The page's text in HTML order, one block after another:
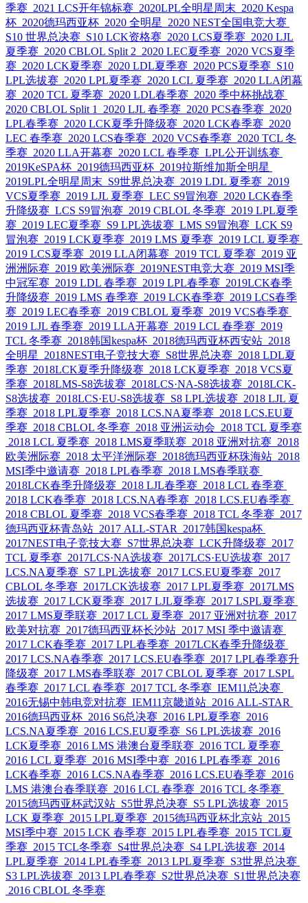
季赛 2021 LCS开年锦标赛 2020LPL全明星周末 2020 Kespa
杯 2020德玛西亚杯 2020 全明星
2020 NEST全国电竞大赛
S10 世界总决赛 S10 LCK资格赛 2020 LCS夏季赛 2020 LJL
夏季赛 2020 CBLOL Split 2 2020 LEC夏季赛 2020 VCS夏季
赛 2020 LCK夏季赛 2020 LDL夏季赛 2020 PCS夏季赛 S10
LPL选拔赛 2020 LPL夏季赛 2020 LCL 夏季赛 2020 LLA闭幕
赛 2020 TCL 夏季赛 2020 LDL春季赛 2020 季中杯挑战赛
2020 CBLOL Split 1
2020 LJL 春季赛 2020 PCS春季赛 2020
LPL春季赛 2020 LCK夏季升降级赛 2020 LCK春季赛 2020
LEC 春季赛 2020 LCS春季赛 2020 VCS春季赛 2020 TCL 冬
季赛 2020 LLA开幕赛 2020 LCL 春季赛 LPL公开训练赛
2019KeSPA杯 2019德玛西亚杯 2019拉斯维加斯全明星
2019LPL全明星周末 S9世界总决赛 2019 LDL 夏季赛 2019
VCS夏季赛 2019 LJL 夏季赛 LEC S9冒泡赛 2020 LCK春季
升降级赛 LCS S9冒泡赛 2019 CBLOL 冬季赛 2019 LPL夏季
赛 2019 LEC夏季赛 S9 LPL选拔赛 LMS S9冒泡赛 LCK S9
冒泡赛 2019 LCK夏季赛 2019 LMS 夏季赛 2019 LCL 夏季赛
2019 LCS夏季赛 2019 LLA闭幕赛 2019 TCL 夏季赛 2019 亚
洲洲际赛 2019 欧美洲际赛 2019NEST电竞大赛 2019 MSI季
中冠军赛 2019 LDL 春季赛 2019 LPL春季赛 2019LCK春季
升降级赛 2019 LMS 春季赛 2019 LCK春季赛 2019 LCS春季
赛 2019 LEC春季赛 2019 CBLOL 夏季赛 2019 VCS春季赛
2019 LJL 春季赛 2019 LLA开幕赛 2019 LCL 春季赛 2019
TCL 冬季赛 2018韩国kespa杯 2018德玛西亚杯西安站 2018
全明星
2018NEST电子竞技大赛 S8世界总决赛 2018 LDL夏
季赛 2018LCK夏季升降级赛 2018 LCK夏季赛 2018 VCS夏
季赛 2018LMS-S8选拔赛 2018LCS·NA-S8选拔赛 2018LCK-
S8选拔赛 2018LCS·EU-S8选拔赛 S8 LPL选拔赛 2018 LJL 夏
季赛 2018 LPL夏季赛 2018 LCS.NA夏季赛 2018 LCS.EU夏
季赛 2018 CBLOL 冬季赛 2018 亚洲运动会 2018 TCL 夏季赛
2018 LCL 夏季赛 2018 LMS夏季联赛 2018 亚洲对抗赛 2018
欧美洲际赛 2018 太平洋洲际赛 2018德玛西亚杯珠海站 2018
MSI季中邀请赛 2018 LPL春季赛 2018 LMS春季联赛
2018LCK春季升降级赛 2018 LJL春季赛 2018 LCL 春季赛
2018 LCK春季赛 2018 LCS.NA春季赛 2018 LCS.EU春季赛
2018 CBLOL 夏季赛 2018 VCS春季赛 2018 TCL 冬季赛 2017
德玛西亚杯青岛站 2017 ALL-STAR
2017韩国kespa杯
2017NEST电子竞技大赛 S7世界总决赛 LCK升降级赛 2017
TCL 夏季赛 2017LCS·NA选拔赛 2017LCS·EU选拔赛 2017
LCS.NA夏季赛 S7 LPL选拔赛 2017 LCS.EU夏季赛 2017
CBLOL 冬季赛 2017LCK选拔赛 2017 LPL夏季赛 2017LMS
选拔赛 2017 LCK夏季赛 2017 LJL夏季赛 2017 LSPL夏季赛
2017 LMS夏季联赛 2017 LCL 夏季赛 2017 亚洲对抗赛 2017
欧美对抗赛 2017德玛西亚杯长沙站 2017 MSI 季中邀请赛
2017 LCK春季赛 2017 LPL春季赛 2017LCK春季升降级赛
2017 LCS.NA春季赛 2017 LCS.EU春季赛 2017 LPL春季赛升
降级赛 2017 LMS春季联赛 2017 CBLOL 夏季赛 2017 LSPL
春季赛 2017 LCL 春季赛 2017 TCL 冬季赛 IEM11总决赛
2016无锡中韩电竞对抗赛 IEM11京畿道站 2016 ALL-STAR
2016德玛西亚杯 2016 S6总决赛 2016 LPL夏季赛 2016
LCS.NA夏季赛 2016 LCS.EU夏季赛 S6 LPL选拔赛 2016
LCK夏季赛 2016 LMS 港澳台夏季联赛 2016 TCL 夏季赛
2016 LCL 夏季赛 2016 MSI季中赛 2016 LPL春季赛 2016
LCK春季赛 2016 LCS.NA春季赛 2016 LCS.EU春季赛 2016
LMS 港澳台春季联赛 2016 LCL 春季赛 2016 TCL 冬季赛
2015德玛西亚杯武汉站 S5世界总决赛 S5 LPL选拔赛 2015
LCK 夏季赛 2015 LPL夏季赛 2015德玛西亚杯北京站 2015
MSI季中赛 2015 LCK 春季赛 2015 LPL春季赛 2015 TCL夏
季赛 2015 TCL冬季赛 S4世界总决赛 S4 LPL选拔赛 2014
LPL夏季赛 2014 LPL春季赛 2013 LPL夏季赛 S3世界总决赛
S3 LPL选拔赛 2013 LPL春季赛 S2世界总决赛 S1世界总决赛
2016 CBLOL 冬季赛